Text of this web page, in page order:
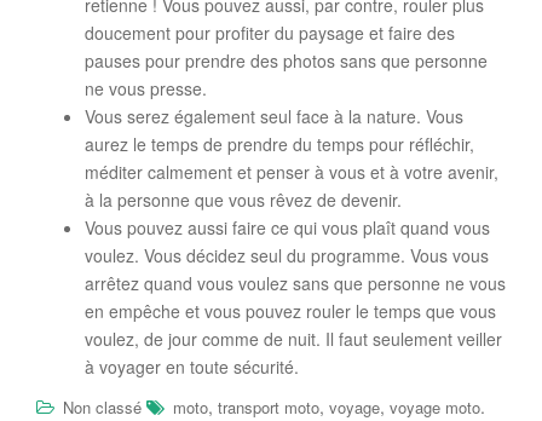
retienne ! Vous pouvez aussi, par contre, rouler plus
doucement pour profiter du paysage et faire des
pauses pour prendre des photos sans que personne
ne vous presse.
Vous serez également seul face à la nature. Vous
aurez le temps de prendre du temps pour réfléchir,
méditer calmement et penser à vous et à votre avenir,
à la personne que vous rêvez de devenir.
Vous pouvez aussi faire ce qui vous plaît quand vous
voulez. Vous décidez seul du programme. Vous vous
arrêtez quand vous voulez sans que personne ne vous
en empêche et vous pouvez rouler le temps que vous
voulez, de jour comme de nuit. Il faut seulement veiller
à voyager en toute sécurité.
Non classé moto, transport moto, voyage, voyage moto.